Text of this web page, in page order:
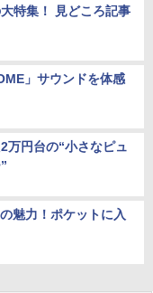
特集！ 見どころ記事
」サウンドを体感
万円台の“小さなピュ
魅力！ポケットに入